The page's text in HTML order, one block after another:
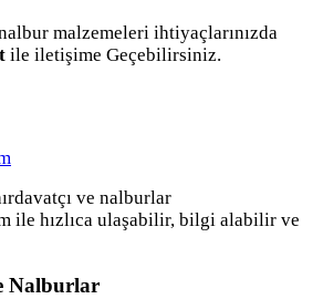
malzemeleri ihtiyaçlarınızda
ile iletişime Geçebilirsiniz.
ve nalburlar
ile hızlıca ulaşabilir, bilgi alabilir ve
Nalburlar